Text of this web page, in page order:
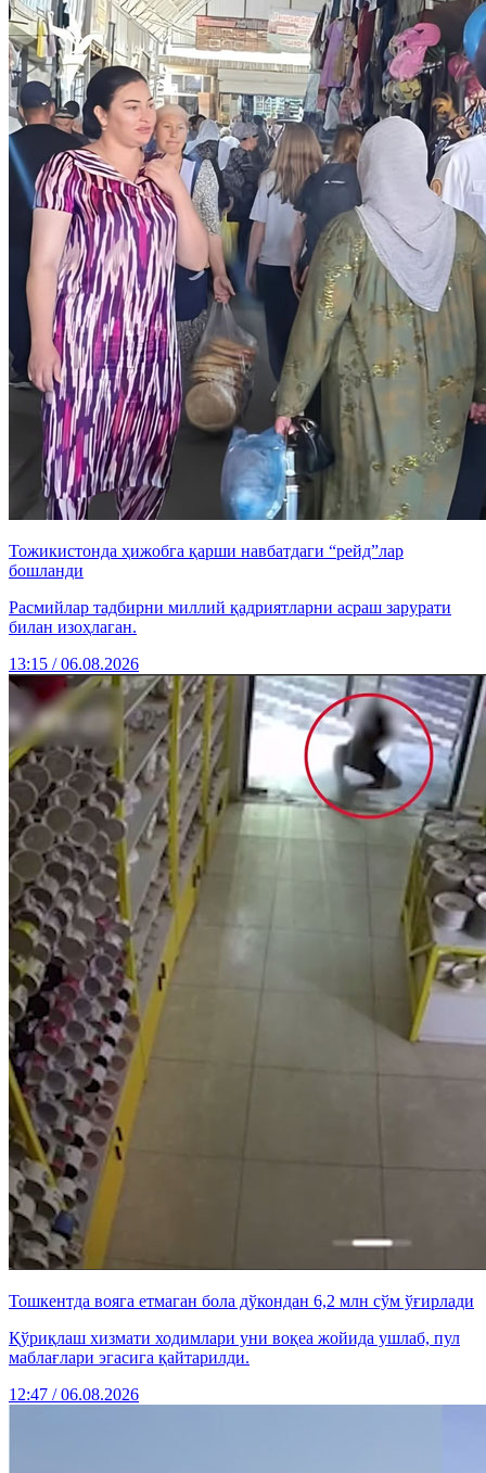
Тожикистонда ҳижобга қарши навбатдаги “рейд”лар
бошланди
Расмийлар тадбирни миллий қадриятларни асраш зарурати
билан изоҳлаган.
13:15 / 06.08.2026
Тошкентда вояга етмаган бола дўкондан 6,2 млн сўм ўғирлади
Қўриқлаш хизмати ходимлари уни воқеа жойида ушлаб, пул
маблағлари эгасига қайтарилди.
12:47 / 06.08.2026